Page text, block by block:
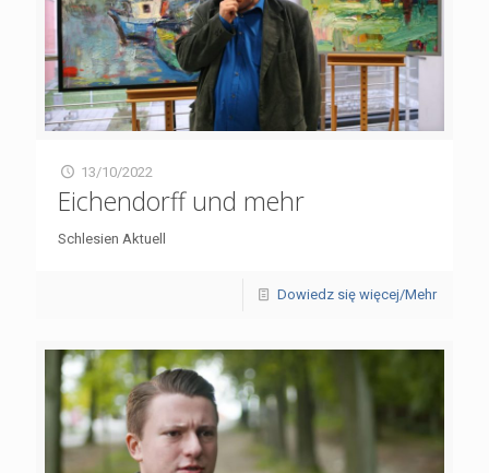
13/10/2022
Eichendorff und mehr
Schlesien Aktuell
Dowiedz się więcej/Mehr